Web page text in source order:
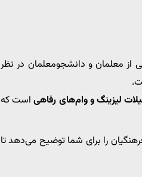
از معلمان و دانشجومعلمان در نظر
لیزینگ و وام‌های رفاهیاست که
را برای شما توضیح می‌دهد تا